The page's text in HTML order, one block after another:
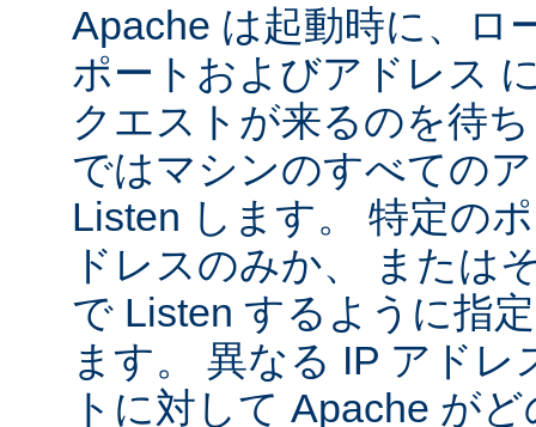
Apache は起動時に、ロ
ポートおよびアドレス
クエストが来るのを待
ではマシンのすべての
Listen します。 特定の
ドレスのみか、 または
で Listen するように指
ます。 異なる IP アド
トに対して Apache が